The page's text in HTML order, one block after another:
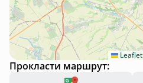
Leaflet
Прокласти маршрут: